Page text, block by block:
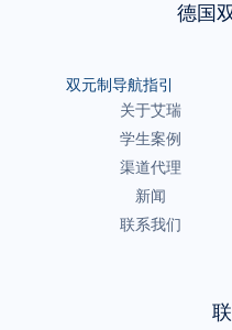
德国
双元制导航指引
关于艾瑞
学生案例
渠道代理
新闻
联系我们